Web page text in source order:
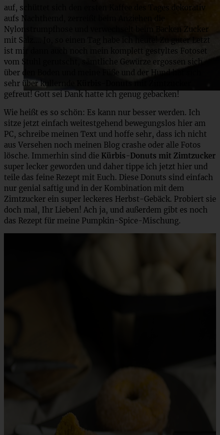
auf, schüttet sich den ersten Kaffee des Tages dekorativ
aufs Nachthemd, zerreißt beim Anziehen die
Nylonstrumpfhose und verwechselt beim Backen Zucker
mit Salz…. Jo, so einen Tag habe ich heute! Zu guter Letzt
ist mir dann auch noch mein komplett gestyltes Fotoset
vom Stuhl gerutscht, sämtliche Gewürze ergossen sich
über den Boden und meine Füße und der Hund hat sich
sehr über kullernde
gefreut! Gott sei Dank hatte ich genug gebacken!
Wie heißt es so schön: Es kann nur besser werden. Ich
sitze jetzt einfach weitestgehend bewegungslos hier am
PC, schreibe meinen Text und hoffe sehr, dass ich nicht
aus Versehen noch meinen Blog crashe oder alle Fotos
lösche. Immerhin sind die Kürbis-Donuts mit Zimtzucker
super lecker geworden und daher tippe ich jetzt hier und
teile das feine Rezept mit Euch. Diese Donuts sind einfach
nur genial saftig und in der Kombination mit dem
Zimtzucker ein super leckeres Herbst-Gebäck. Probiert sie
doch mal, Ihr Lieben! Ach ja, und außerdem gibt es noch
das Rezept für meine Pumpkin-Spice-Mischung.